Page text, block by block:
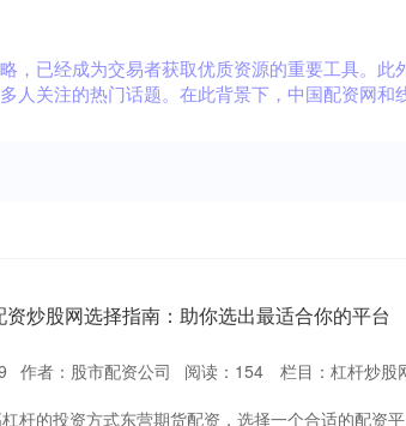
，已经成为交易者获取优质资源的重要工具。
人关注的热门话题。在此背景下，中国配资网和
资炒股网选择指南：助你选出最适合你的平台
作者：股市配资公司 阅读： 154 栏目： 杠杆炒股
杆的投资方式东营期货配资，选择一个合适的配资